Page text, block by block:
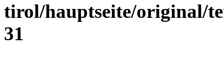
tirol/hauptseite/original/
31